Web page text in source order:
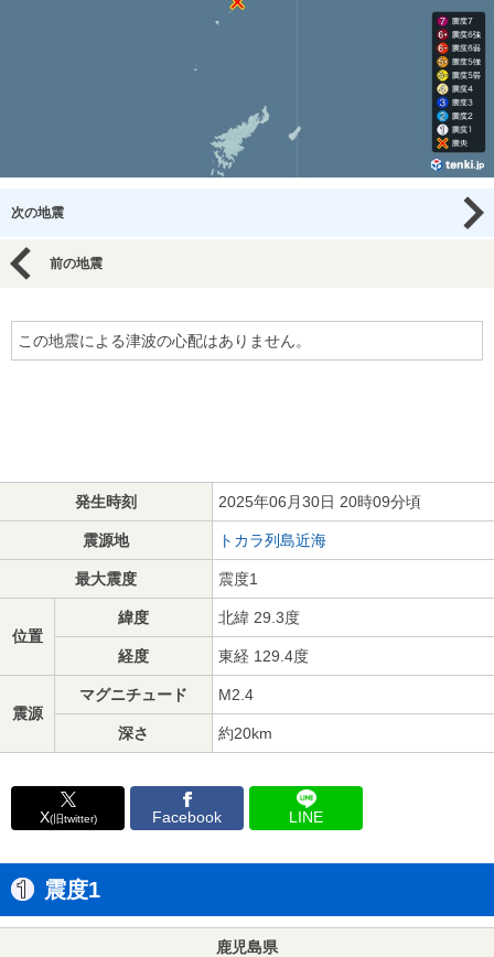
次の地震
前の地震
この地震による津波の心配はありません。
発生時刻 2025年06月30日 20時09分頃
震源地 トカラ列島近海
最大震度 震度1
位置
緯度 北緯 29.3度
経度 東経 129.4度
震源
マグニチュード M2.4
深さ 約20km
X(旧twitter) Facebook LINE
震度1
鹿児島県